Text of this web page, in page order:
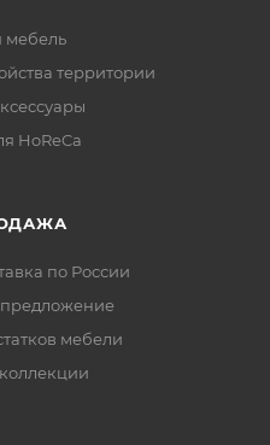
мебель
территории
HoReCa
по России
мебели